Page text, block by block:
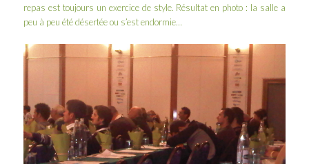
repas est toujours un exercice de style. Résultat en photo : la salle a
peu à peu été désertée ou s’est endormie…